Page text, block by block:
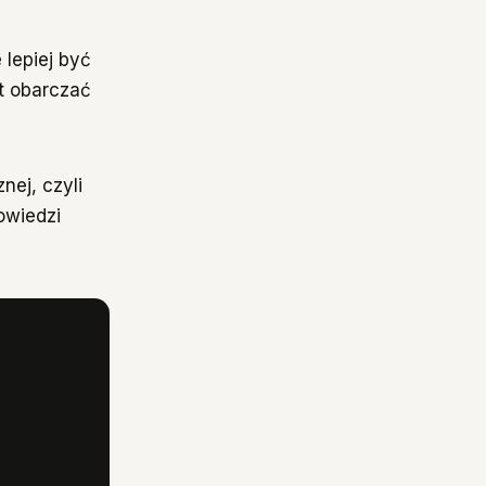
lepiej być
obarczać
czyli